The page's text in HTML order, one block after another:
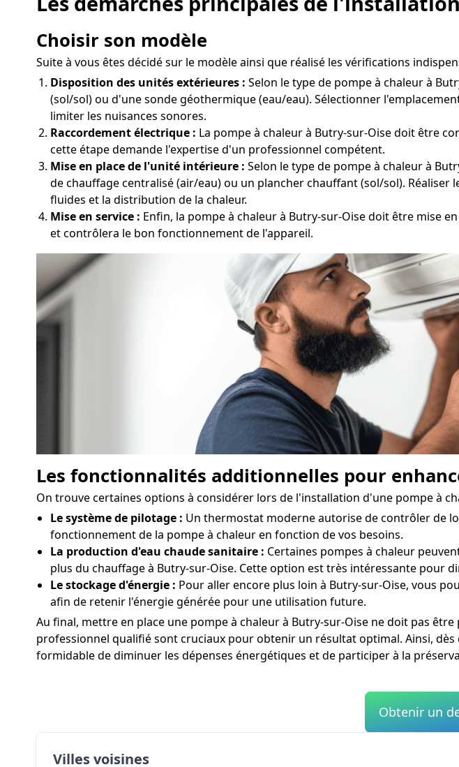
Choisir son modèle
Suite à vous êtes décidé sur le modèle ainsi que réalisé les vérifications
Disposition des unités extérieures : Selon le type de pompe à chaleur à
(sol/sol) ou d'une sonde géothermique (eau/eau). Sélectionner
limiter les nuisances sonores.
Raccordement électrique : La pompe à chaleur à Butry-sur-Oise doit être
cette étape demande l'expertise d'un professionnel compétent.
Mise en place de l'unité intérieure : Selon le type de pompe à chaleur à
de chauffage centralisé (air/eau) ou un plancher chauffant (sol/sol).
fluides et la distribution de la chaleur.
Mise en service : Enfin, la pompe à chaleur à Butry-sur-Oise doit être mise
et contrôlera le bon fonctionnement de l'appareil.
Les fonctionnalités additionnelles pour
On trouve certaines options à considérer lors de l'installation d'une pompe à
Le système de pilotage : Un thermostat moderne autorise de contrôler de
fonctionnement de la pompe à chaleur en fonction de vos besoins.
La production d'eau chaude sanitaire : Certaines pompes à chaleur
plus du chauffage à Butry-sur-Oise. Cette option est très intéressante pour
Le stockage d'énergie : Pour aller encore plus loin à Butry-sur-Oise, vous
afin de retenir l'énergie générée pour une utilisation future.
Au final, mettre en place une pompe à chaleur à Butry-sur-Oise ne doit pas
professionnel qualifié sont cruciaux pour obtenir un résultat optimal. Ainsi,
formidable de diminuer les dépenses énergétiques et de participer à la
Obtenir un
Villes voisines